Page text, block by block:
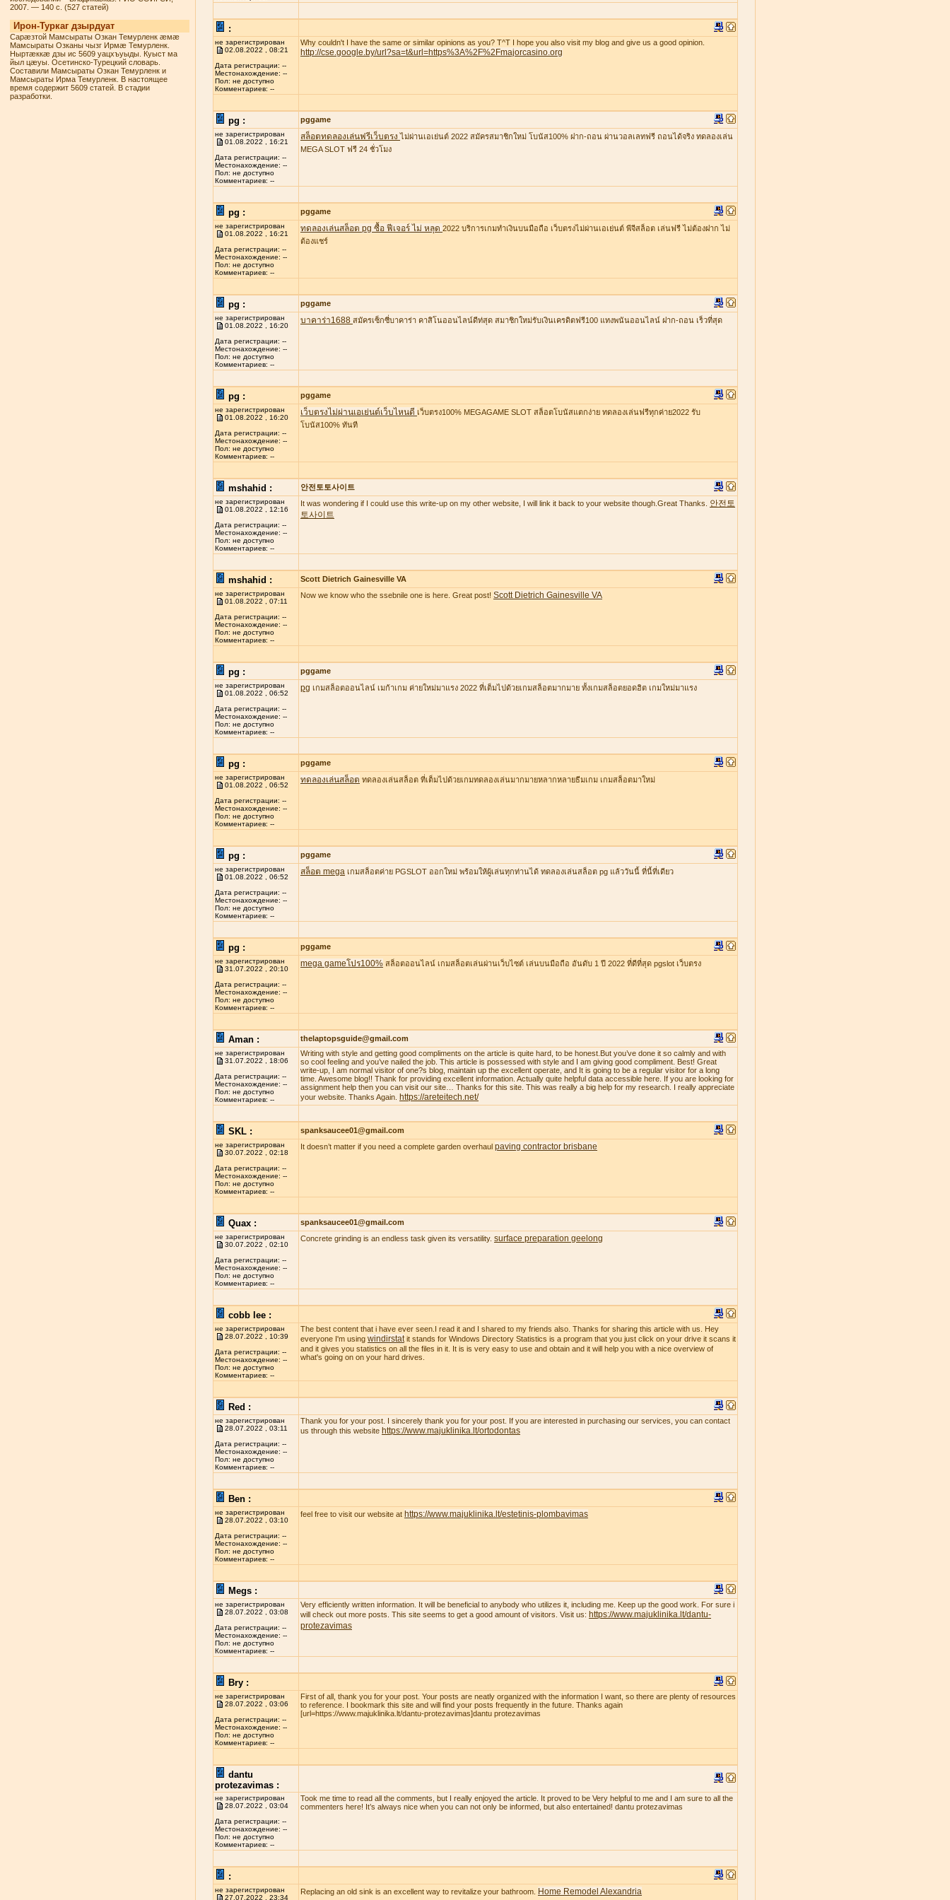
2007. — 140 с. (527 статей)
Ирон-Туркаг дзырдуат
Сарæзтой Мамсыраты Озкан Темурленк æмæ
Мамсыраты Озканы чызг Ирмæ Темурленк.
Ныртæккæ дзы ис 5609 уацхъуыды. Куыст ма
йыл цæуы. Осетинско-Турецкий словарь.
Составили Мамсыраты Озкан Темурленк и
Мамсыраты Ирма Темурленк. В настоящее
время содержит 5609 статей. В стадии
разработки.
:
не зарегистрирован
02.08.2022 , 08:21
Дата регистрации: --
Местонахождение: --
Пол: не доступно
Комментариев: --
Why couldn't I have the same or similar opinions as you? T^T I hope you also visit my blog and give us a good opinion.
http://cse.google.by/url?sa=t&url=https%3A%2F%2Fmajorcasino.org
pg : pggame
не зарегистрирован
01.08.2022 , 16:21
Дата регистрации: --
Местонахождение: --
Пол: не доступно
Комментариев: --
สล็อตทดลองเล่นฟรีเว็บตรงไม่ผ่านเอเย่นต์ 2022 สมัครสมาชิกใหม่ โบนัส100% ฝาก-ถอน ผ่านวอลเลทฟรี ถอนได้จริง ทดลองเล่น
MEGA SLOT ฟรี 24 ชั่วโมง
pg : pggame
не зарегистрирован
01.08.2022 , 16:21
Дата регистрации: --
Местонахождение: --
Пол: не доступно
Комментариев: --
ทดลองเล่นสล็อต pg ซื้อ ฟีเจอร์ ไม่ หลุด 2022 บริการเกมทำเงินบนมือถือ เว็บตรงไม่ผ่านเอเย่นต์ พีจีสล็อต เล่นฟรี ไม่ต้องฝาก ไม่
ต้องแชร์
pg : pggame
не зарегистрирован
01.08.2022 , 16:20
Дата регистрации: --
Местонахождение: --
Пол: не доступно
Комментариев: --
บาคาร่า1688 สมัครเซ็กซี่บาคาร่า คาสิโนออนไลน์ดีท่สุด สมาชิกใหม่รับเงินเครดิตฟรี100 แทงพนันออนไลน์ ฝาก-ถอน เร็วที่สุด
pg : pggame
не зарегистрирован
01.08.2022 , 16:20
Дата регистрации: --
Местонахождение: --
Пол: не доступно
Комментариев: --
เว็บตรงไม่ผ่านเอเย่นต์เว็บไหนดี เว็บตรง100% MEGAGAME SLOT สล็อตโบนัสแตกง่าย ทดลองเล่นฟรีทุกค่าย2022 รับ
โบนัส100% ทันที
mshahid : 안전토토사이트
не зарегистрирован
01.08.2022 , 12:16
Дата регистрации: --
Местонахождение: --
Пол: не доступно
Комментариев: --
It was wondering if I could use this write-up on my other website, I will link it back to your website though.Great Thanks. 안전토
토사이트
mshahid : Scott Dietrich Gainesville VA
не зарегистрирован
01.08.2022 , 07:11
Дата регистрации: --
Местонахождение: --
Пол: не доступно
Комментариев: --
Now we know who the ssebnile one is here. Great post! Scott Dietrich Gainesville VA
pg : pggame
не зарегистрирован
01.08.2022 , 06:52
Дата регистрации: --
Местонахождение: --
Пол: не доступно
Комментариев: --
pg เกมสล็อตออนไลน์ เมก้าเกม ค่ายใหม่มาแรง 2022 ที่เต็มไปด้วยเกมสล็อตมากมาย ทั้งเกมสล็อตยอดฮิต เกมใหม่มาแรง
pg : pggame
не зарегистрирован
01.08.2022 , 06:52
Дата регистрации: --
Местонахождение: --
Пол: не доступно
Комментариев: --
ทดลองเล่นสล็อต ทดลองเล่นสล็อต ที่เต็มไปด้วยเกมทดลองเล่นมากมายหลากหลายธีมเกม เกมสล็อตมาใหม่
pg : pggame
не зарегистрирован
01.08.2022 , 06:52
Дата регистрации: --
Местонахождение: --
Пол: не доступно
Комментариев: --
สล็อต mega เกมสล็อตค่าย PGSLOT ออกใหม่ พร้อมให้ผู้เล่นทุกท่านได้ ทดลองเล่นสล็อต pg แล้ววันนี้ ที่นี้ที่เดียว
pg : pggame
не зарегистрирован
31.07.2022 , 20:10
Дата регистрации: --
Местонахождение: --
Пол: не доступно
Комментариев: --
mega gameโปร100% สล็อตออนไลน์ เกมสล็อตเล่นผ่านเว็บไซต์ เล่นบนมือถือ อันดับ 1 ปี 2022 ที่ดีที่สุด pgslot เว็บตรง
Aman : thelaptopsguide@gmail.com
не зарегистрирован
31.07.2022 , 18:06
Дата регистрации: --
Местонахождение: --
Пол: не доступно
Комментариев: --
Writing with style and getting good compliments on the article is quite hard, to be honest.But you’ve done it so calmly and with
so cool feeling and you’ve nailed the job. This article is possessed with style and I am giving good compliment. Best! Great
write-up, I am normal visitor of one?s blog, maintain up the excellent operate, and It is going to be a regular visitor for a long
time. Awesome blog!! Thank for providing excellent information. Actually quite helpful data accessible here. If you are looking for
assignment help then you can visit our site… Thanks for this site. This was really a big help for my research. I really appreciate
your website. Thanks Again.
https://areteitech.net/
SKL : spanksaucee01@gmail.com
не зарегистрирован
30.07.2022 , 02:18
Дата регистрации: --
Местонахождение: --
Пол: не доступно
Комментариев: --
It doesn’t matter if you need a complete garden overhaul paving contractor brisbane
Quax : spanksaucee01@gmail.com
не зарегистрирован
30.07.2022 , 02:10
Дата регистрации: --
Местонахождение: --
Пол: не доступно
Комментариев: --
Concrete grinding is an endless task given its versatility. surface preparation geelong
cobb lee :
не зарегистрирован
28.07.2022 , 10:39
Дата регистрации: --
Местонахождение: --
Пол: не доступно
Комментариев: --
The best content that i have ever seen.I read it and I shared to my friends also. Thanks for sharing this article with us. Hey
everyone I'm using windirstat it stands for Windows Directory Statistics is a program that you just click on your drive it scans it
and it gives you statistics on all the files in it. It is is very easy to use and obtain and it will help you with a nice overview of
what's going on on your hard drives.
Red :
не зарегистрирован
28.07.2022 , 03:11
Дата регистрации: --
Местонахождение: --
Пол: не доступно
Комментариев: --
Thank you for your post. I sincerely thank you for your post. If you are interested in purchasing our services, you can contact
us through this website https://www.majuklinika.lt/ortodontas
Ben :
не зарегистрирован
28.07.2022 , 03:10
Дата регистрации: --
Местонахождение: --
Пол: не доступно
Комментариев: --
feel free to visit our website at https://www.majuklinika.lt/estetinis-plombavimas
Megs :
не зарегистрирован
28.07.2022 , 03:08
Дата регистрации: --
Местонахождение: --
Пол: не доступно
Комментариев: --
Very efficiently written information. It will be beneficial to anybody who utilizes it, including me. Keep up the good work. For sure i
will check out more posts. This site seems to get a good amount of visitors. Visit us: https://www.majuklinika.lt/dantu-
protezavimas
Bry :
не зарегистрирован
28.07.2022 , 03:06
Дата регистрации: --
Местонахождение: --
Пол: не доступно
Комментариев: --
First of all, thank you for your post. Your posts are neatly organized with the information I want, so there are plenty of resources
to reference. I bookmark this site and will find your posts frequently in the future. Thanks again
[url=https://www.majuklinika.lt/dantu-protezavimas]dantu protezavimas
dantu
protezavimas :
не зарегистрирован
28.07.2022 , 03:04
Дата регистрации: --
Местонахождение: --
Пол: не доступно
Комментариев: --
Took me time to read all the comments, but I really enjoyed the article. It proved to be Very helpful to me and I am sure to all the
commenters here! It’s always nice when you can not only be informed, but also entertained! dantu protezavimas
:
не зарегистрирован
27.07.2022 , 23:34
Replacing an old sink is an excellent way to revitalize your bathroom. Home Remodel Alexandria